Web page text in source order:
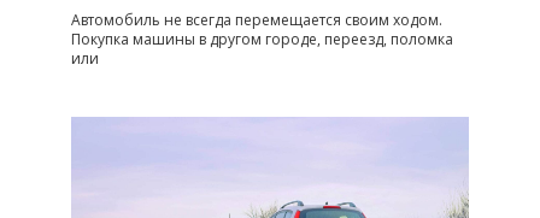
Автомобиль не всегда перемещается своим ходом.
Покупка машины в другом городе, переезд, поломка
или